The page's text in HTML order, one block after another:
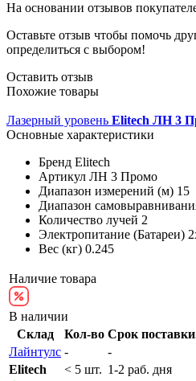
На основании отзывов
Оставьте отзыв чтобы помочь
определиться с выбором!
Оставить отзыв
Похожие товары
Лазерный уровень Elitech ЛН 3
Основные характеристики
Бренд Elitech
Артикул ЛН 3 Промо
Диапазон измерений (м) 15
Диапазон
Количество лучей 2
Электропитание (Батареи)
Вес (кг) 0.245
Наличие товара
В наличии
Склад
Кол-во Срок
Лайнтулс -
-
Elitech
< 5 шт. 1-2 раб. дня